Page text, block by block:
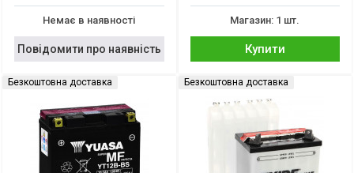
Немає в наявності
Повідомити про наявність
Магазин: 1 шт.
Купити
Безкоштовна доставка Безкоштовна доставка